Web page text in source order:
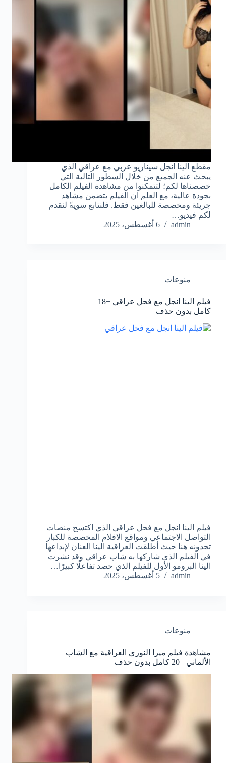
مقطع الينا انجل سيناريو عربي مع عراقي الذي
يبحث عنه الجميع من خلال السطور التالية التي
خصصناها لكم؛ لتتمكنوا من مشاهدة الفيلم الكامل
بجودة عالية، مع العلم ان الفيلم يتضمن مشاهد
جريئة ومخصصة للبالغين فقط. فلنتابع سويةً لنقدم
لكم فيديو…
admin
6 أغسطس، 2025
منوعات
فيلم الينا انجل مع فحل عراقي +18
كامل بدون حذف
فيلم الينا انجل مع فحل عراقي الذي اكتسح منصات
التواصل الاجتماعي ومواقع الافلام المخصصة للكبار
تجدونه هنا حيث أطلقت العراقية الينا العنان لإبداعها
في الفيلم الذي شاركها به شاب عراقي وقد نشرت
الينا البرومو الأول للفيلم الذي حصد تفاعلًا كبيرًا…
admin
5 أغسطس، 2025
منوعات
مشاهدة فيلم ميرا النوري العراقية مع الشاب
الألماني +20 كامل بدون حذف